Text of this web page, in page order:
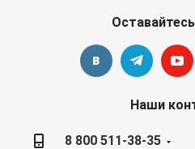
Наши
8 800 511-38-35